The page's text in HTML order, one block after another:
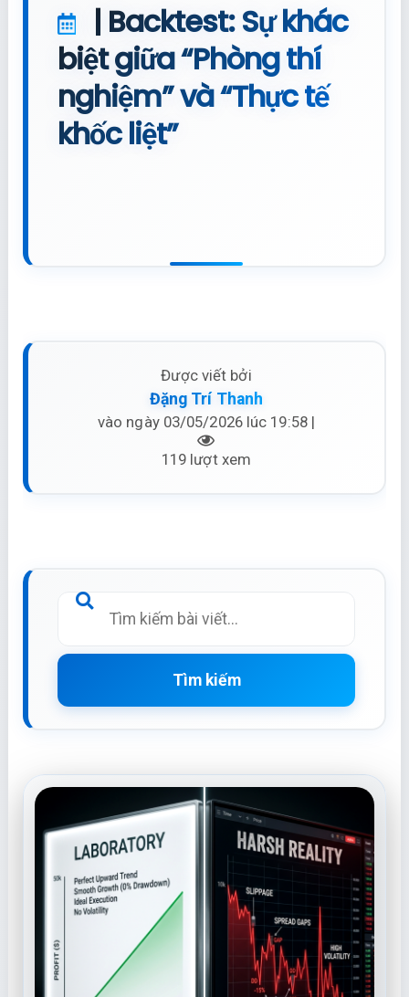
| Backtest: Sự khác
biệt giữa “Phòng thí
nghiệm” và “Thực tế
khốc liệt”
Được viết bởi
Đặng Trí Thanh
vào ngày 03/05/2026 lúc 19:58 |
119 lượt xem
Tìm kiếm